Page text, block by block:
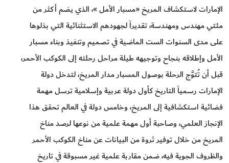
الإمارات لاستكشاف المريخ «مسبار الأمل »، الذي يضم أكثر من
مئتي مهندس ومهندسة، تقديراً لجهودهم الاستثنائية التي بذلوها
على مدى السنوات الست الماضية في تصميم وتنفيذ وبناء مسبار
الأمل وإطلاقه بنجاح وتوجيهه طيلة مراحل رحلته إلى الكوكب الأحمر،
قبل أن تُتوَّج الرحلة بوصول المسبار مدار المريخ، لتدخل دولة
الإمارات رسمياً التاريخ كأول دولة عربية وإسلامية ترسل مهمة
فضائية استكشافية إلى المريخ، وخامس دولة في العالم تحقق هذا
الإنجاز العلمي، وصاحبة أول مهمة علمية من نوعها لرصد مناخ
المريخ من خلال توفير ثروة من البيانات عن مناخ الكوكب الأحمر
والظروف الجوية فيه، ضمن مقاربة علمية غير مسبوقة في تاريخ